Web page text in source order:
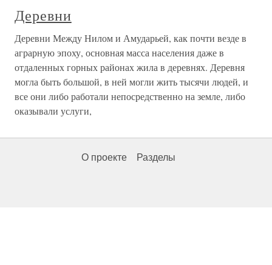
Деревни
Деревни Между Нилом и Амударьей, как почти везде в
аграрную эпоху, основная масса населения даже в
отдаленных горных районах жила в деревнях. Деревня
могла быть большой, в ней могли жить тысячи людей, и
все они либо работали непосредственно на земле, либо
оказывали услуги,
О проекте Разделы